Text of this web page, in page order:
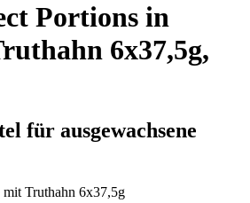
Portions in
6x37,5g,
für ausgewachsene
mit Truthahn 6x37,5g